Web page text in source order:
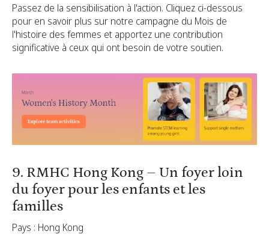
Passez de la sensibilisation à l'action. Cliquez ci-dessous
pour en savoir plus sur notre campagne du Mois de
l'histoire des femmes et apportez une contribution
significative à ceux qui ont besoin de votre soutien.
9. RMHC Hong Kong – Un foyer loin
du foyer pour les enfants et les
familles
Pays : Hong Kong